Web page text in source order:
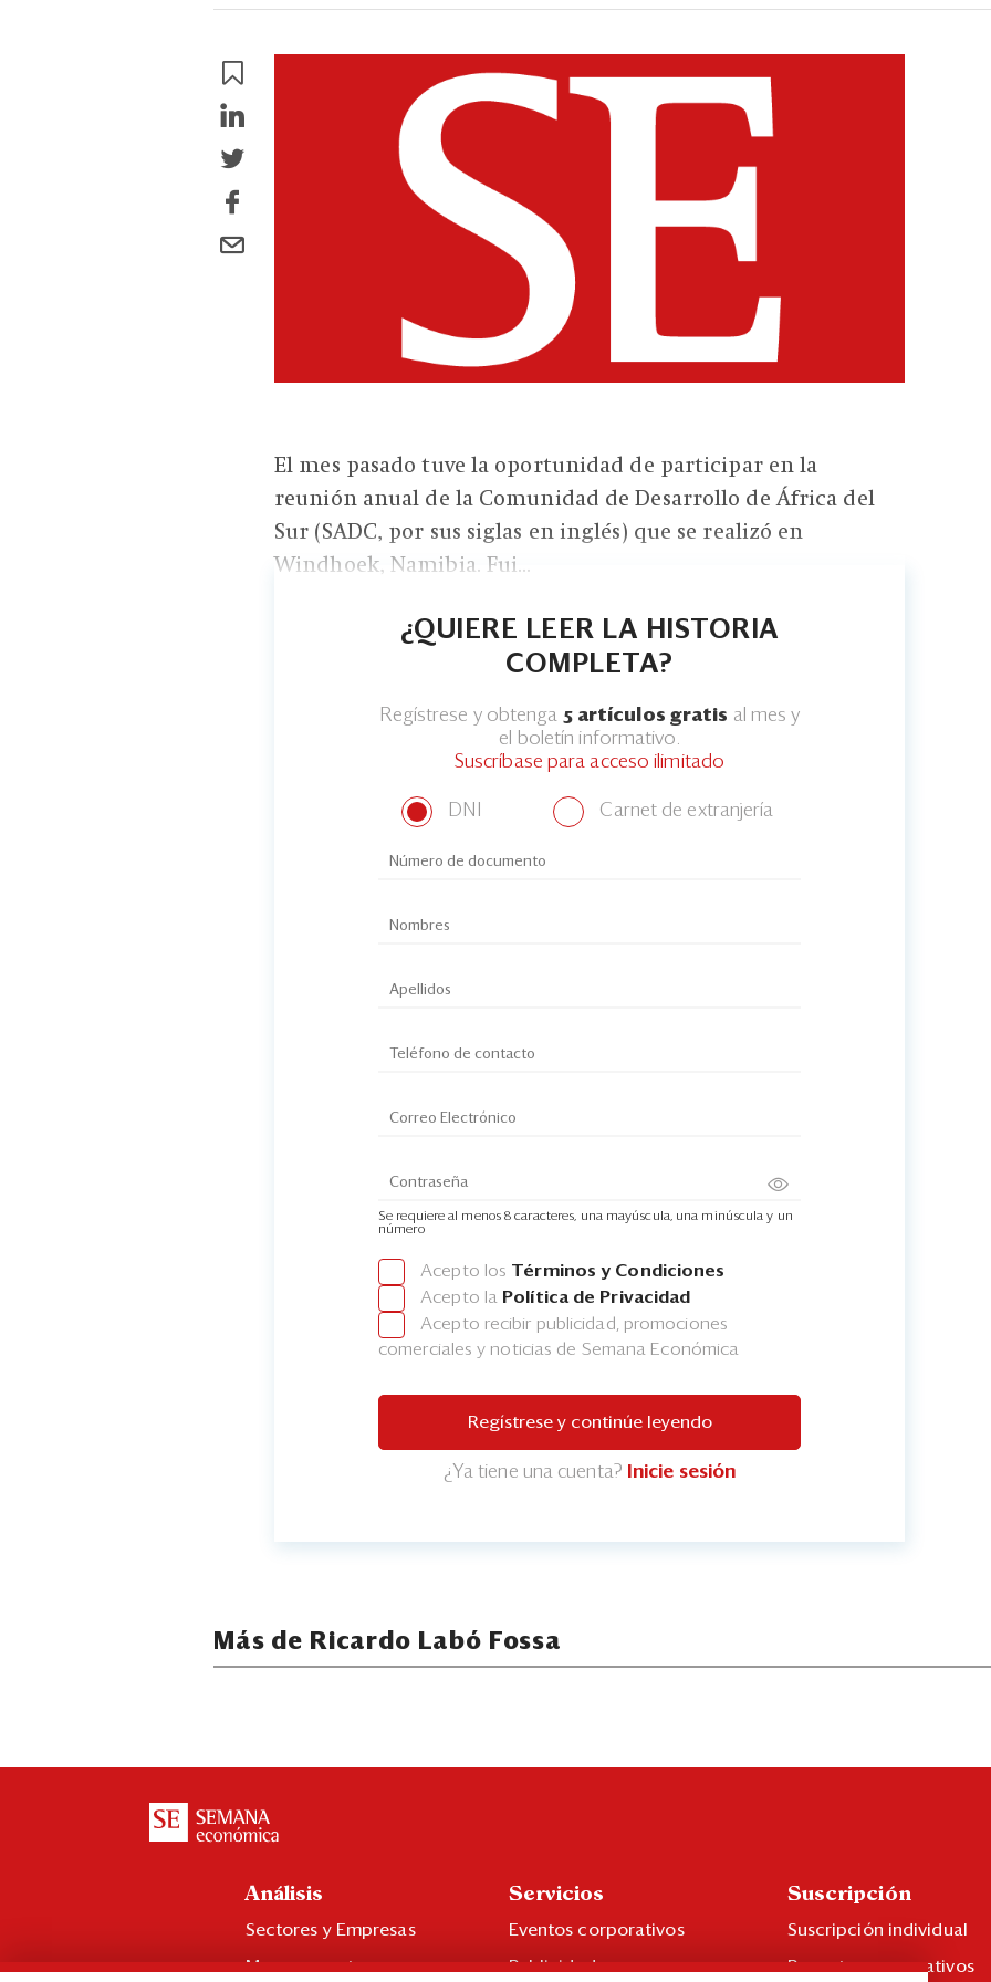
El mes pasado tuve la oportunidad de participar en la
reunión anual de la Comunidad de Desarrollo de África del
Sur (SADC, por sus siglas en inglés) que se realizó en
Windhoek, Namibia. Fui...
¿QUIERE LEER LA HISTORIA
COMPLETA?
Regístrese y obtenga 5 artículos gratis al mes y
el boletín informativo.
Suscríbase para acceso ilimitado
DNI Carnet de extranjería
Se requiere al menos 8 caracteres, una mayúscula, una minúscula y un
número
Acepto los Términos y Condiciones
Acepto la Política de Privacidad
Acepto recibir publicidad, promociones
comerciales y noticias de Semana Económica
Regístrese y continúe leyendo
¿Ya tiene una cuenta? Inicie sesión
Más de Ricardo Labó Fossa
Análisis
Sectores y Empresas
Management
Servicios
Eventos corporativos
Publicidad
Suscripción
Suscripción individual
Paquetes corporativos